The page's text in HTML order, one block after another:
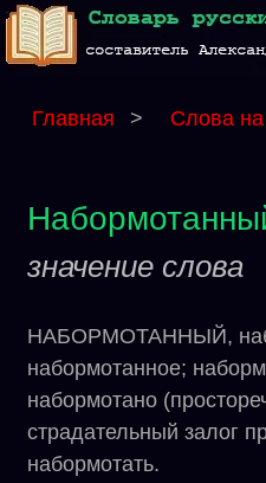
Главная > Слова
значение слова
НАБОРМОТАННЫЙ,
набормотанное;
набормотано
страдательный залог
набормотать.